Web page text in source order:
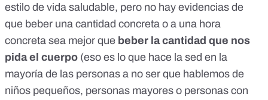
estilo de vida saludable, pero no hay evidencias de
que beber una cantidad concreta o a una hora
concreta sea mejor que beber la cantidad que nos
pida el cuerpo (eso es lo que hace la sed en la
mayoría de las personas a no ser que hablemos de
niños pequeños, personas mayores o personas con